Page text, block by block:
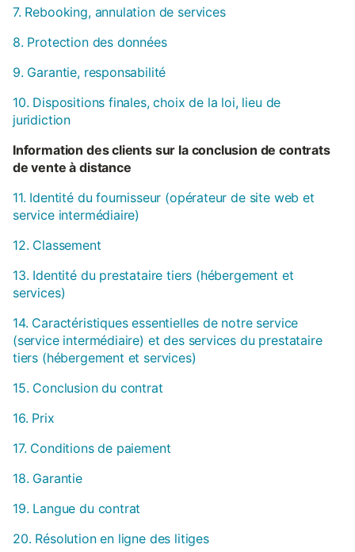
7. Rebooking, annulation de services
8. Protection des données
9. Garantie, responsabilité
10. Dispositions finales, choix de la loi, lieu de
juridiction
Information des clients sur la conclusion de contrats
de vente à distance
11. Identité du fournisseur (opérateur de site web et
service intermédiaire)
12. Classement
13. Identité du prestataire tiers (hébergement et
services)
14. Caractéristiques essentielles de notre service
(service intermédiaire) et des services du prestataire
tiers (hébergement et services)
15. Conclusion du contrat
16. Prix
17. Conditions de paiement
18. Garantie
19. Langue du contrat
20. Résolution en ligne des litiges